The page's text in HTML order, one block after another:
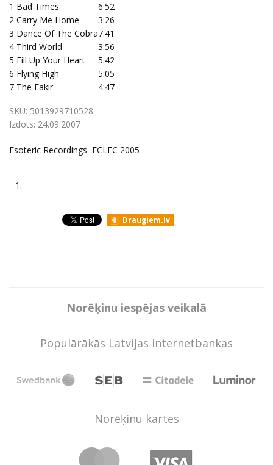
1 Bad Times
6:52
2 Carry Me Home
3:26
3 Dance Of The Cobra7:41
4 Third World
3:56
5 Fill Up Your Heart
5:42
6 Flying High
5:05
7 The Fakir 4:47
SKU: 5013929710528
Izdots: 24.09.2007
Esoteric Recordings ECLEC 2005
1.
Draugiem.lv
Norēķinu iespējas veikalā
Populārākās Latvijas internetbankas
Norēķinu kartes